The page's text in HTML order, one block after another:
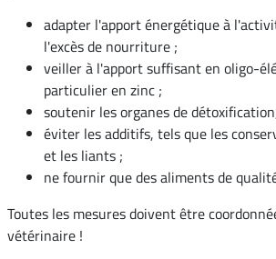
adapter l'apport énergétique à
l'excès de nourriture ;
veiller à l'apport suffisant en oligo-
particulier en zinc ;
soutenir les organes de
éviter les additifs, tels que les
et les liants ;
ne fournir que des aliments de
Toutes les mesures doivent être
vétérinaire !